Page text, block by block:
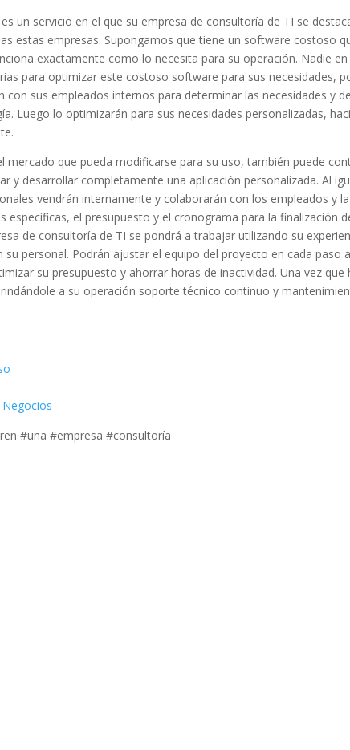
un servicio en el que su empresa de consultoría de TI se
estas empresas. Supongamos que tiene un software costoso
exactamente como lo necesita para su operación. Nadie
para optimizar este costoso software para sus necesidades,
sus empleados internos para determinar las necesidades y
Luego lo optimizarán para sus necesidades personalizadas,
mercado que pueda modificarse para su uso, también puede
y desarrollar completamente una aplicación personalizada. Al
vendrán internamente y colaborarán con los empleados y
específicas, el presupuesto y el cronograma para la finalización
de consultoría de TI se pondrá a trabajar utilizando su
personal. Podrán ajustar el equipo del proyecto en cada paso
su presupuesto y ahorrar horas de inactividad. Una vez que
a su operación soporte técnico continuo y
#una #empresa #consultoría